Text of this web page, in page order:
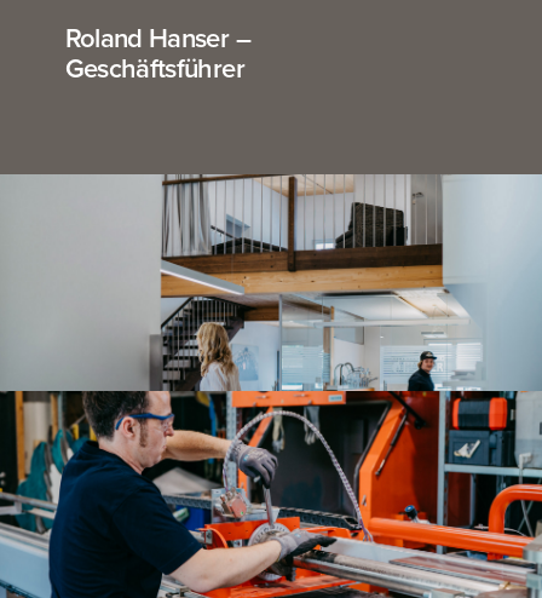
Roland Hanser –
Geschäftsführer